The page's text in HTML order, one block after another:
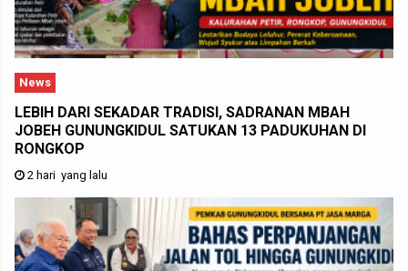
News
LEBIH DARI SEKADAR TRADISI, SADRANAN MBAH
JOBEH GUNUNGKIDUL SATUKAN 13 PADUKUHAN DI
RONGKOP
2 hari yang lalu